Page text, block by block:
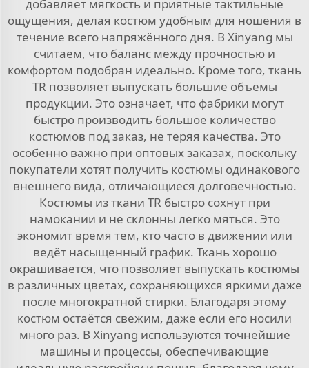
добавляет мягкость и приятные тактильные
ощущения, делая костюм удобным для ношения в
течение всего напряжённого дня. В Xinyang мы
считаем, что баланс между прочностью и
комфортом подобран идеально. Кроме того, ткань
TR позволяет выпускать большие объёмы
продукции. Это означает, что фабрики могут
быстро производить большое количество
костюмов под заказ, не теряя качества. Это
особенно важно при оптовых заказах, поскольку
покупатели хотят получить костюмы одинакового
внешнего вида, отличающиеся долговечностью.
Костюмы из ткани TR быстро сохнут при
намокании и не склонны легко мяться. Это
экономит время тем, кто часто в движении или
ведёт насыщенный график. Ткань хорошо
окрашивается, что позволяет выпускать костюмы
в различных цветах, сохраняющихся яркими даже
после многократной стирки. Благодаря этому
костюм остаётся свежим, даже если его носили
много раз. В Xinyang используются точнейшие
машины и процессы, обеспечивающие